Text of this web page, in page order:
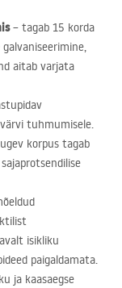
– tagab 15 korda
aitab varjata
tuhmumisele.
korpus tagab
isikliku
paigaldamata.
ja kaasaegse